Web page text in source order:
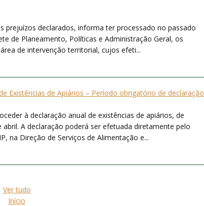
prejuízos declarados, informa ter processado no passado
de Planeamento, Políticas e Administração Geral, os
de intervenção territorial, cujos efeti...
Existências de Apiários – Período obrigatório de declaração
à declaração anual de existências de apiários, de
A declaração poderá ser efetuada diretamente pelo
na Direção de Serviços de Alimentação e...
Ver tudo
Início